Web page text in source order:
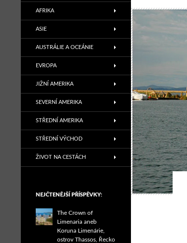
AFRIKA
ASIE
AUSTRÁLIE A OCEÁNIE
EVROPA
JIŽNÍ AMERIKA
SEVERNÍ AMERIKA
STŘEDNÍ AMERIKA
STŘEDNÍ VÝCHOD
ŽIVOT NA CESTÁCH
NEJČTENĚJŠÍ PŘÍSPĚVKY:
The Crown of
Limenaria aneb
Koruna Limenárie,
ostrov Thassos, Řecko